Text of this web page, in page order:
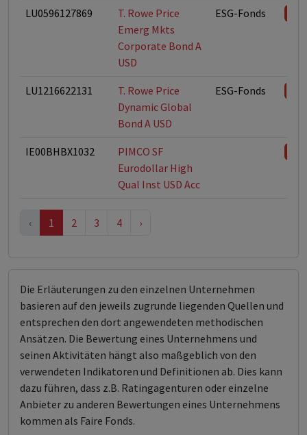
LU0596127869
T. Rowe Price
Emerg Mkts
Corporate Bond A
USD
ESG-Fonds
LU1216622131
T. Rowe Price
Dynamic Global
Bond A USD
ESG-Fonds
IE00BHBX1032
PIMCO SF
Eurodollar High
Qual Inst USD Acc
‹ 1 2 3 4 ›
Die Erläuterungen zu den einzelnen Unternehmen
basieren auf den jeweils zugrunde liegenden Quellen und
entsprechen den dort angewendeten methodischen
Ansätzen. Die Bewertung eines Unternehmens und
seinen Aktivitäten hängt also maßgeblich von den
verwendeten Indikatoren und Definitionen ab. Dies kann
dazu führen, dass z.B. Ratingagenturen oder einzelne
Anbieter zu anderen Bewertungen eines Unternehmens
kommen als Faire Fonds.